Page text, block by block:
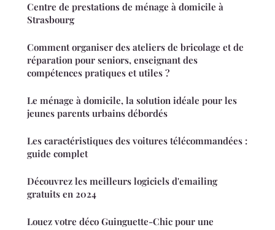
Centre de prestations de ménage à domicile à
Strasbourg
Comment organiser des ateliers de bricolage et de
réparation pour seniors, enseignant des
compétences pratiques et utiles ?
Le ménage à domicile, la solution idéale pour les
jeunes parents urbains débordés
Les caractéristiques des voitures télécommandées :
guide complet
Découvrez les meilleurs logiciels d'emailing
gratuits en 2024
Louez votre déco Guinguette-Chic pour une